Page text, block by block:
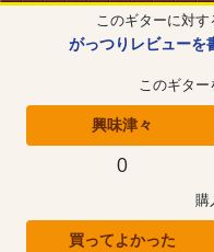
このギターに対
がっつりレビューを
このギタ
興味津々
0
購
買ってよかった